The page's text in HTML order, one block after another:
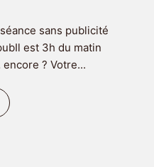
sans publicité
est 3h du matin
? Votre...